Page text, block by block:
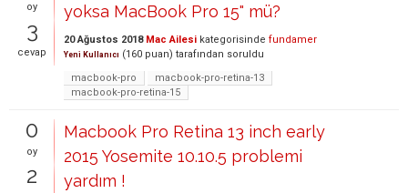
oy
3
cevap
yoksa MacBook Pro 15" mü?
20 Ağustos 2018 Mac Ailesi kategorisinde fundamer
Yeni Kullanıcı (160 puan) tarafından soruldu
macbook-pro
macbook-pro-retina-13
macbook-pro-retina-15
0
oy
2
Macbook Pro Retina 13 inch early
2015 Yosemite 10.10.5 problemi
yardım !